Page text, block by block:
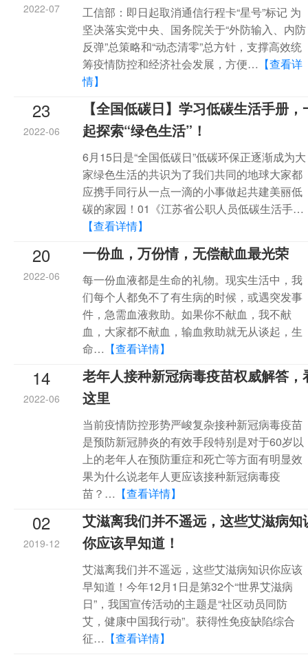
2022-07
工信部：即日起取消通信行程卡“星号”标记 为
坚决落实党中央、国务院关于“外防输入、内防
反弹”总策略和“动态清零”总方针，支撑高效统
筹疫情防控和经济社会发展，方便… 【查看详
情】
23
2022-06
【全国低碳日】学习低碳生活手册，
起探索“绿色生活”！
6月15日是“全国低碳日”低碳环保正逐渐成为大
家绿色生活的共识为了我们共同的地球大家都
应携手同行从一点一滴的小事做起共建美丽低
碳的家园！01《江苏省公职人员低碳生活手…
【查看详情】
20
2022-06
一份血，万份情，无偿献血最光荣
每一份血液都是生命的礼物。现实生活中，我
们每个人都免不了有生病的时候，或遇突发事
件，急需血液救助。如果你不献血，我不献
血，大家都不献血，输血救助就无从谈起，生
命… 【查看详情】
14
2022-06
老年人接种新冠病毒疫苗权威解答，
这里
当前疫情防控形势严峻复杂接种新冠病毒疫苗
是预防新冠肺炎的有效手段特别是对于60岁以
上的老年人在预防重症和死亡等方面有明显效
果为什么说老年人更应该接种新冠病毒疫
苗？… 【查看详情】
02
2019-12
艾滋离我们并不遥远，这些艾滋病知
你应该早知道！
艾滋离我们并不遥远，这些艾滋病知识你应该
早知道！今年12月1日是第32个“世界艾滋病
日”，我国宣传活动的主题是“社区动员同防
艾，健康中国我行动”。获得性免疫缺陷综合
征… 【查看详情】